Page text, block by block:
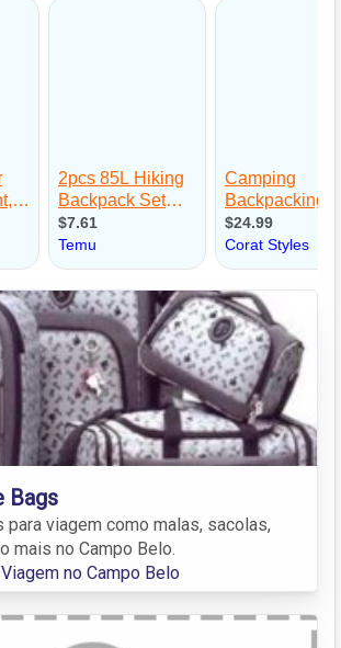
Bags
para viagem como malas, sacolas,
mais no Campo Belo.
no Campo Belo